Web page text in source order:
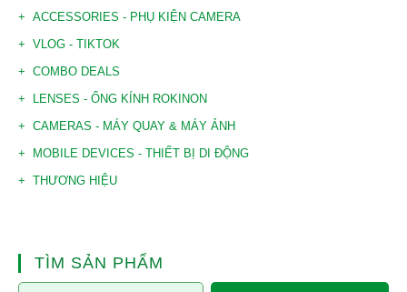
ACCESSORIES - PHỤ KIỆN CAMERA
VLOG - TIKTOK
COMBO DEALS
LENSES - ỐNG KÍNH ROKINON
CAMERAS - MÁY QUAY & MÁY ẢNH
MOBILE DEVICES - THIẾT BỊ DI ĐỘNG
THƯƠNG HIỆU
TÌM SẢN PHẨM